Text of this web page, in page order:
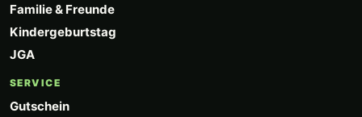
Familie & Freunde
Kindergeburtstag
JGA
SERVICE
Gutschein